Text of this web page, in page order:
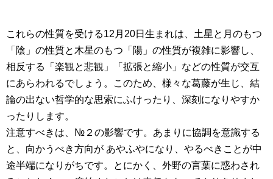
これらの性質を受ける12月20日生まれは、土星と月のもつ
「陰」の性質と木星のもつ「陽」の性質が複雑に影響し、
相反する「楽観と悲観」「拡張と縮小」などの性質が交互
にあらわれるでしょう。このため、様々な葛藤が生じ、結
論の出ない哲学的な思索にふけったり、深刻になりやすか
ったりします。
注意すべきは、№２の影響です。あまりに協調を意識する
と、向かうべき方向が あやふやになり、やるべきことが中
途半端になりがちです。とにかく、外野の言葉に惑わされ